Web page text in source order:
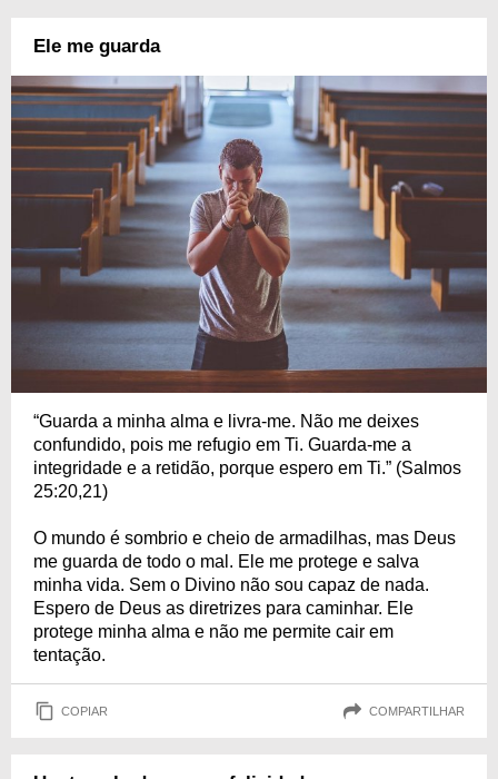
Ele me guarda
“Guarda a minha alma e livra-me. Não me deixes
confundido, pois me refugio em Ti. Guarda-me a
integridade e a retidão, porque espero em Ti.” (Salmos
25:20,21)
O mundo é sombrio e cheio de armadilhas, mas Deus
me guarda de todo o mal. Ele me protege e salva
minha vida. Sem o Divino não sou capaz de nada.
Espero de Deus as diretrizes para caminhar. Ele
protege minha alma e não me permite cair em
tentação.
COPIAR COMPARTILHAR